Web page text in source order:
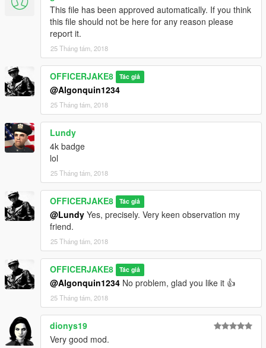
This file has been approved automatically. If you think
this file should not be here for any reason please
report it.
25 Tháng tám, 2018
OFFICERJAKE8 Tác giả
@Algonquin1234
25 Tháng tám, 2018
Lundy
4k badge
lol
25 Tháng tám, 2018
OFFICERJAKE8 Tác giả
@Lundy Yes, precisely. Very keen observation my
friend.
25 Tháng tám, 2018
OFFICERJAKE8 Tác giả
@Algonquin1234 No problem, glad you like it 👍
25 Tháng tám, 2018
dionys19
Very good mod.